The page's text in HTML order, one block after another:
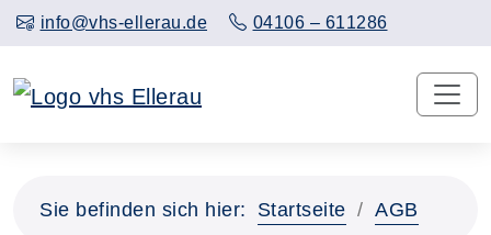
info@vhs-ellerau.de 04106 – 611286
Sie befinden sich hier: Startseite AGB